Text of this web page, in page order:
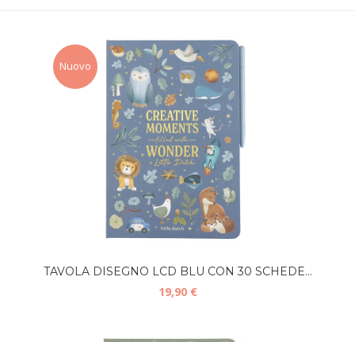
Nuovo
TAVOLA DISEGNO LCD BLU CON 30 SCHEDE...
19,90 €